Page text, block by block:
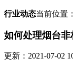
行业动态当前位置：
如何处理烟台
更新：2021-07-02